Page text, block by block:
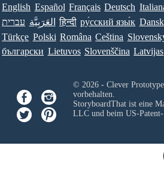
English Español Français Deutsch
עברית العَرَبِيَّة हिन्दी ру́сский язы́к Dansk
Türkçe Polski Româna Ceština
български Lietuvos Slovenščina Latvijas
© 2026 - Clever
vorbehalten.
StoryboardThat ist eine
LLCund beim US-